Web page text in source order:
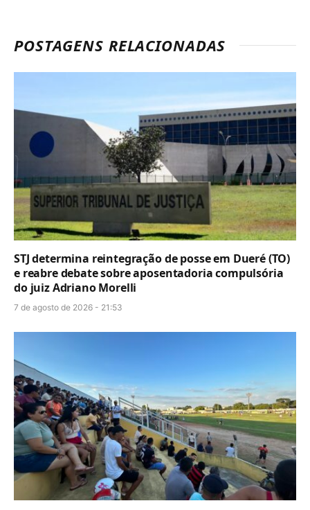
POSTAGENS RELACIONADAS
STJ determina reintegração de posse em Dueré (TO)
e reabre debate sobre aposentadoria compulsória
do juiz Adriano Morelli
7 de agosto de 2026 - 21:53